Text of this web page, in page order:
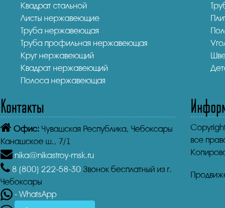
Квадрат стальной
Листы нержавеющие
Труба нержавеющая
Труба профильная нержавеющая
Круг нержавеющий
Квадрат нержавеющий
Полоса нержавеющая
Контакты
Офис: Чувашская Республика, Чебоксары
Канашское ш., 7/1
nika@nikastroy-msk.ru
8 (800) 222-58-30 Звонок бесплатный из г.
Чебоксары
- WhatsApp
все